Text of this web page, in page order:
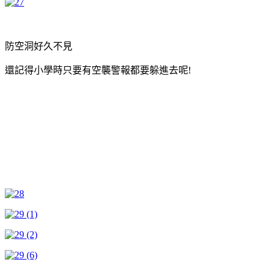
防空洞好久不見
還記得小學時只要有空襲警報都要躲進去呢!